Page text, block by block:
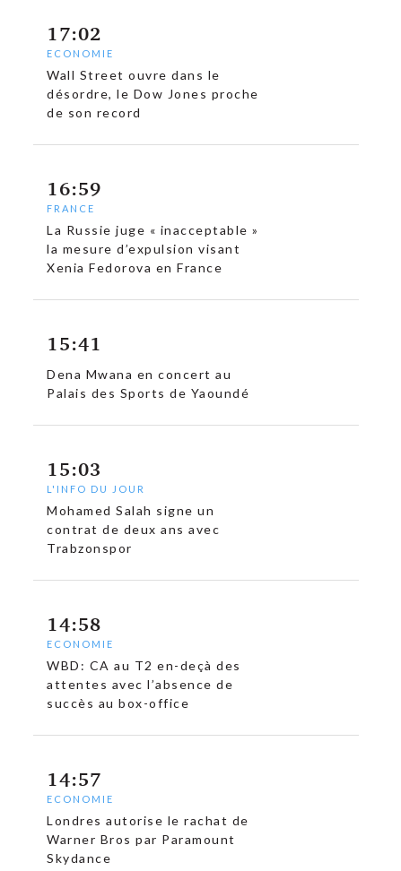
17:02
ECONOMIE
Wall Street ouvre dans le
désordre, le Dow Jones proche
de son record
16:59
FRANCE
La Russie juge « inacceptable »
la mesure d’expulsion visant
Xenia Fedorova en France
15:41
Dena Mwana en concert au
Palais des Sports de Yaoundé
15:03
L'INFO DU JOUR
Mohamed Salah signe un
contrat de deux ans avec
Trabzonspor
14:58
ECONOMIE
WBD: CA au T2 en-deçà des
attentes avec l’absence de
succès au box-office
14:57
ECONOMIE
Londres autorise le rachat de
Warner Bros par Paramount
Skydance